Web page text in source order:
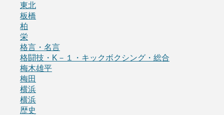
東北
板橋
柏
栄
格言・名言
格闘技・K－１・キックボクシング・総合
梅木雄平
梅田
横浜
横浜
歴史